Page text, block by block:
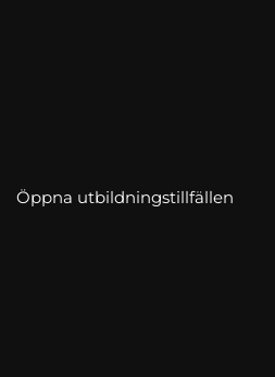
Öppna utbildningstillfällen